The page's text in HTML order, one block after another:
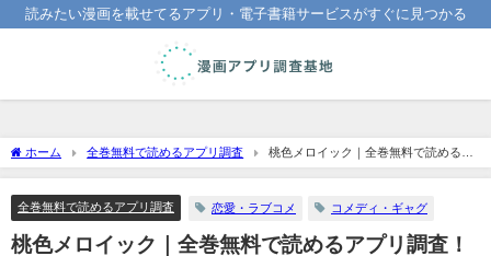
読みたい漫画を載せてるアプリ・電子書籍サービスがすぐに見つかる
ホーム 全巻無料で読めるアプリ調査
桃色メロイック｜全巻無料で読めるア
プリ調査！
全巻無料で読めるアプリ調査 恋愛・ラブコメ コメディ・ギャグ
桃色メロイック｜全巻無料で読めるアプリ調査！